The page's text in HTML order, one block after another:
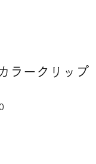
ラークリップ